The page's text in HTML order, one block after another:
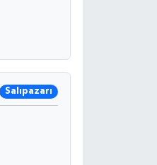
Salıpazarı